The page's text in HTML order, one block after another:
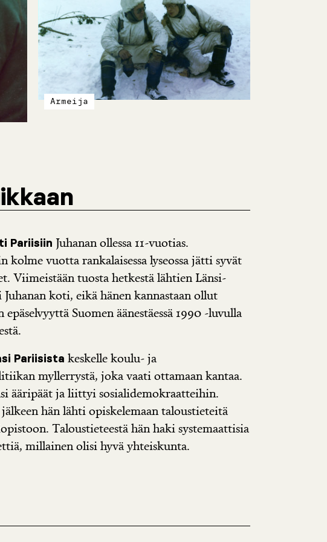
Armeija
Pariisiin Juhanan ollessa 11-vuotias.
kolme vuotta rankalaisessa lyseossa jätti syvät
Viimeistään tuosta hetkestä lähtien Länsi-
koti, eikä hänen kannastaan ollut
epäselvyyttä Suomen äänestäessä 1990 -luvulla
Pariisista keskelle koulu- ja
myllerrystä, joka vaati ottamaan kantaa.
ääripäät ja liittyi sosialidemokraatteihin.
hän lähti opiskelemaan taloustieteitä
Taloustieteestä hän haki systemaattisia
millainen olisi hyvä yhteiskunta.